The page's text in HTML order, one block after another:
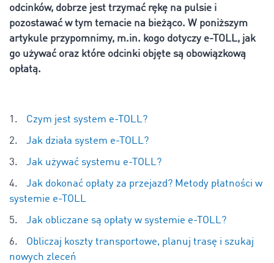
odcinków, dobrze jest trzymać rękę na pulsie i
pozostawać w tym temacie na bieżąco. W poniższym
artykule przypomnimy, m.in. kogo dotyczy e-TOLL, jak
go używać oraz które odcinki objęte są obowiązkową
opłatą.
Czym jest system e-TOLL?
Jak działa system e-TOLL?
Jak używać systemu e-TOLL?
Jak dokonać opłaty za przejazd? Metody płatności w
systemie e-TOLL
Jak obliczane są opłaty w systemie e-TOLL?
Obliczaj koszty transportowe, planuj trasę i szukaj
nowych zleceń